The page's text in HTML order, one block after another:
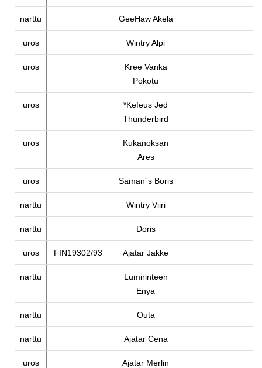
narttu GeeHaw Akela
uros Wintry Alpi
uros
Kree Vanka
Pokotu
uros
*Kefeus Jed
Thunderbird
uros
Kukanoksan
Ares
uros Saman´s Boris
narttu Wintry Viiri
narttu Doris
uros FIN19302/93 Ajatar Jakke
narttu
Lumirinteen
Enya
narttu Outa
narttu Ajatar Cena
uros Ajatar Merlin